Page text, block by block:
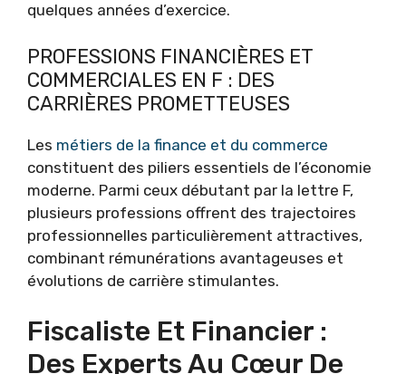
quelques années d’exercice.
PROFESSIONS FINANCIÈRES ET
COMMERCIALES EN F : DES
CARRIÈRES PROMETTEUSES
Les métiers de la finance et du commerce
constituent des piliers essentiels de l’économie
moderne. Parmi ceux débutant par la lettre F,
plusieurs professions offrent des trajectoires
professionnelles particulièrement attractives,
combinant rémunérations avantageuses et
évolutions de carrière stimulantes.
Fiscaliste Et Financier :
Des Experts Au Cœur De